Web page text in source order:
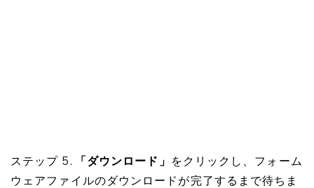
ステップ 5. 「ダウンロード」
をクリックし、フォーム
ウェアファイルのダウンロードが完了するまで待ちま